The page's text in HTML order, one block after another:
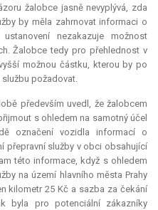
žalobce jasně nevyplývá, zda
by měla zahrnovat informaci o
nezakazuje možnost
Žalobce tedy pro přehlednost v
možnou částku, kterou by po
požadovat.
především uvedl, že žalobcem
s ohledem na samotný účel
označení vozidla informací o
přepravní služby v obci obsahující
této informace, když s ohledem
na území hlavního města Prahy
kilometr 25 Kč a sazba za čekání
byla pro potenciální zákazníky